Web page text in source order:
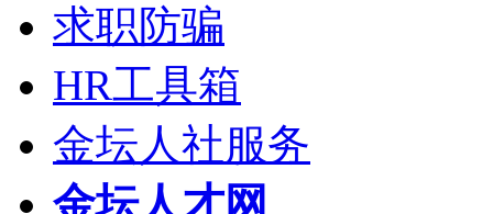
求职防骗
HR工具箱
金坛人社服务
金坛人才网